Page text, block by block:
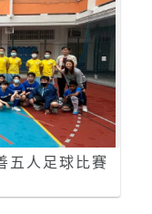
五人足球比賽